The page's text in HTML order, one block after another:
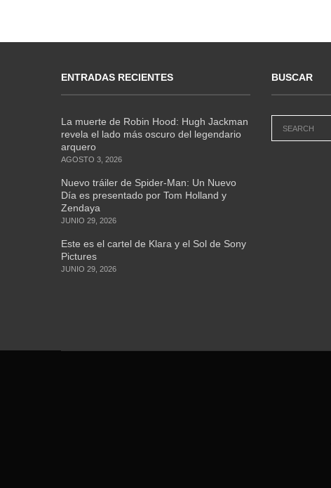
ENTRADAS RECIENTES
La muerte de Robin Hood: Hugh Jackman
revela el lado más oscuro del legendario
arquero
AGOSTO 3, 2026
Nuevo tráiler de Spider-Man: Un Nuevo
Día es presentado por Tom Holland y
Zendaya
JUNIO 29, 2026
Este es el cartel de Klara y el Sol de Sony
Pictures
JUNIO 29, 2026
BUSCAR